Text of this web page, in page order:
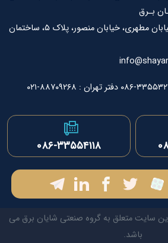
آدرس دفتر تهران: ابتدای خیابان مطهری، خیابان منصور، پلاک ۵، ساختمان
۰۸۶-۳۳۵۵۴۱۱۸
به گروه صنعتی شایان برق می